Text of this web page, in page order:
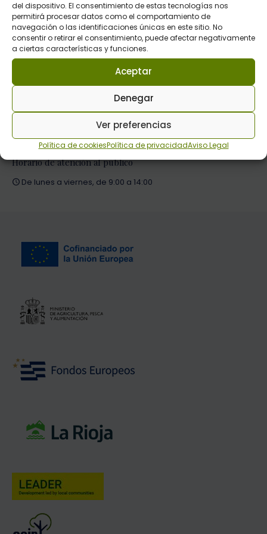
del dispositivo. El consentimiento de estas tecnologías nos
permitirá procesar datos como el comportamiento de
navegación o las identificaciones únicas en este sitio. No
consentir o retirar el consentimiento, puede afectar negativamente
a ciertas características y funciones.
Aceptar
Denegar
Ver preferencias
Política de cookiesPolítica de privacidadAviso Legal
Red Española de Desarrollo Rural
Perfil del contratante
Información de contacto
C/El Cierzo 1, 26312 Tricio, La Rioja
Horario de atención al público
De lunes a viernes, de 9:00 a 14:00